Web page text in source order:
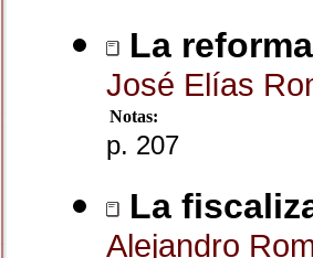
La
José Elías
Notas:
p. 207
La
Alejandro